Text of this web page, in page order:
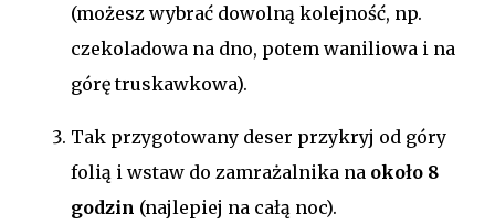
(możesz wybrać dowolną kolejność, np.
czekoladowa na dno, potem waniliowa i na
górę truskawkowa).
Tak przygotowany deser przykryj od góry
folią i wstaw do zamrażalnika na około 8
godzin (najlepiej na całą noc).